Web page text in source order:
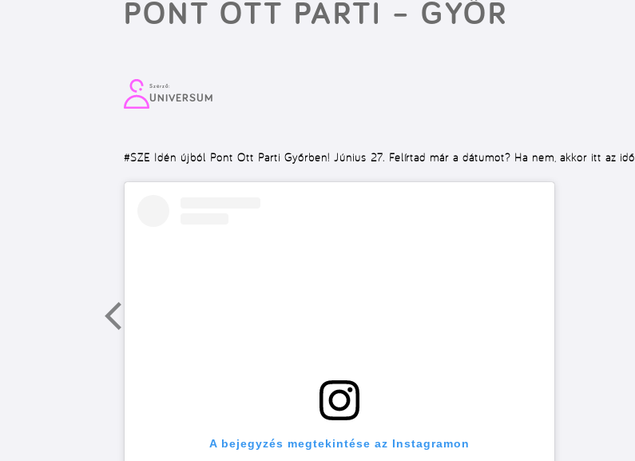
PONT OTT PARTI – GYŐR
Szerző:
UNIVERSUM
#SZE Idén újból Pont Ott Parti Győrben! Június 27. Felírtad már a dátumot? Ha nem, akkor itt az idő
A bejegyzés megtekintése az Instagramon